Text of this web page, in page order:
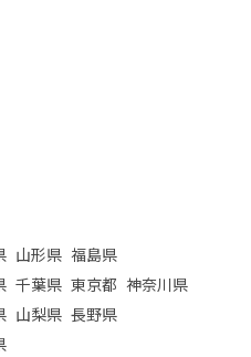
山形県 福島県
千葉県 東京都 神奈川県
山梨県 長野県